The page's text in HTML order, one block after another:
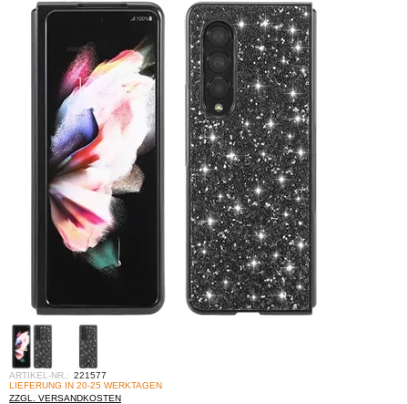
ARTIKEL-NR.: 221577
LIEFERUNG IN 20-25 WERKTAGEN
ZZGL. VERSANDKOSTEN